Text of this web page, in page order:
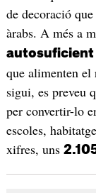
de decoració
àrabs. A més a
autosuficient
que alimenten
sigui, es preveu
per convertir-lo
escoles,
xifres, uns